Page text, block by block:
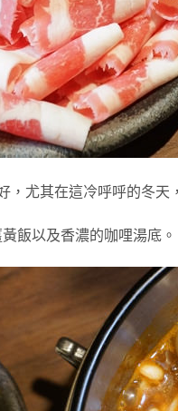
尤其在這冷呼呼的冬天
飯以及香濃的咖哩湯底。